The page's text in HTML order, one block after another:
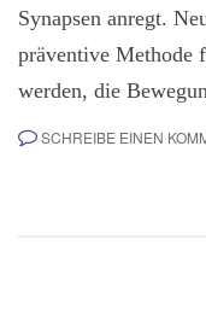
Synapsen anregt.
präventive Methode
werden, die
SCHREIBE EINEN